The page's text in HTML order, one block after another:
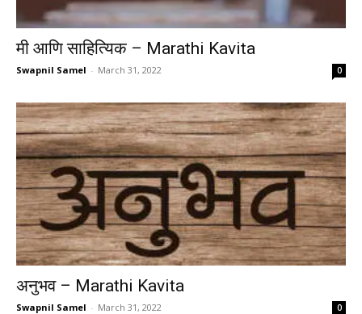
मी आणि साहित्यिक – Marathi Kavita
Swapnil Samel - March 31, 2022 0
अनुभव – Marathi Kavita
Swapnil Samel - March 31, 2022 0